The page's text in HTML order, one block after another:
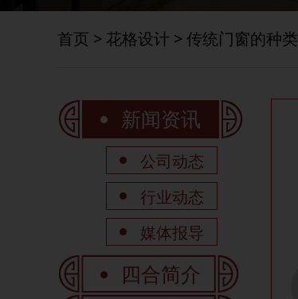
首页 > 花格设计 > 传统门窗的种类
新闻资讯
公司动态
行业动态
媒体报导
四合简介